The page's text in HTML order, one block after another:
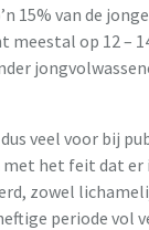
15% van de
meestal op 12 –
veel voor bij
het feit dat er
zowel
periode vol